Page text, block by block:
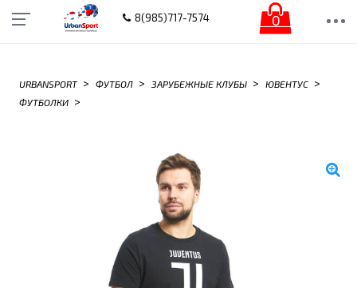
8(985)717-7574 0
URBANSPORT > ФУТБОЛ > ЗАРУБЕЖНЫЕ КЛУБЫ > ЮВЕНТУС >
ФУТБОЛКИ >